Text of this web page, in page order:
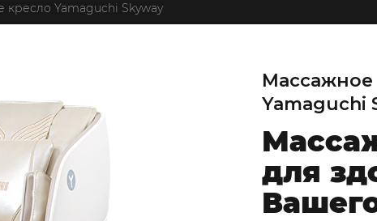
кресло Yamaguchi Skyway
Массажное
Yamaguchi
для